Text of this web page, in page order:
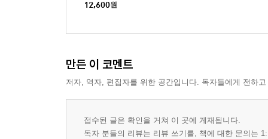
12,600원
만든 이 코멘트
저자, 역자, 편집자를 위한 공간입니다. 독자들에게 전하
접수된 글은 확인을 거쳐 이 곳에 게재됩니다.
독자 분들의 리뷰는 리뷰 쓰기를, 책에 대한 문의는